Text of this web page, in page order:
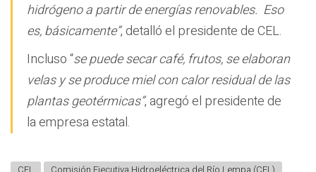
hidrógeno a partir de energías renovables. Eso
es, básicamente”, detalló el presidente de CEL.
Incluso “se puede secar café, frutos, se elaboran
velas y se produce miel con calor residual de las
plantas geotérmicas”, agregó el presidente de
la empresa estatal.